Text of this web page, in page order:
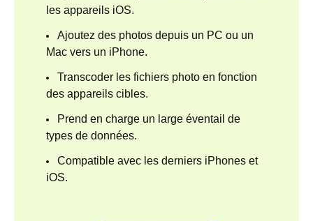
les appareils iOS.
Ajoutez des photos depuis un PC ou un
Mac vers un iPhone.
Transcoder les fichiers photo en fonction
des appareils cibles.
Prend en charge un large éventail de
types de données.
Compatible avec les derniers iPhones et
iOS.